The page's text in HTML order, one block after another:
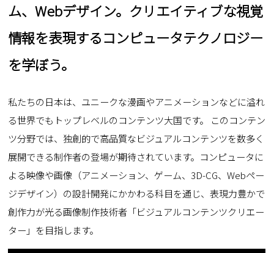
ム、Webデザイン。クリエイティブな視覚
情報を表現するコンピュータテクノロジー
を学ぼう。
私たちの日本は、ユニークな漫画やアニメーションなどに溢れ
る世界でもトップレベルのコンテンツ大国です。 このコンテン
ツ分野では、独創的で高品質なビジュアルコンテンツを数多く
展開できる制作者の登場が期待されています。コンピュータに
よる映像や画像（アニメーション、ゲーム、3D-CG、Webペー
ジデザイン）の設計開発にかかわる科目を通じ、表現力豊かで
創作力が光る画像制作技術者「ビジュアルコンテンツクリエー
ター」を目指します。